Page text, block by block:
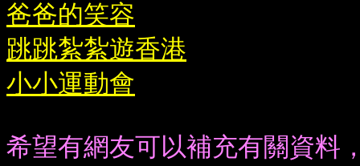
爸爸的笑容
跳跳紮紮遊香港
小小運動會
希望有網友可以補充有關資料